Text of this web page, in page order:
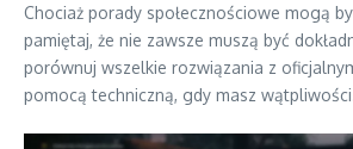
Chociaż porady społecznościowe mogą
pamiętaj, że nie zawsze muszą być
porównuj wszelkie rozwiązania z
pomocą techniczną, gdy masz